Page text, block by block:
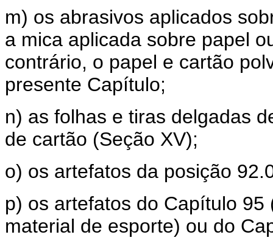
m) os abrasivos aplicados
a mica aplicada sobre papel
contrário, o papel e cartão
presente Capítulo;
n) as folhas e tiras delgadas
de cartão (Seção XV);
o) os artefatos da posição
p) os artefatos do Capítulo
material de esporte) ou do